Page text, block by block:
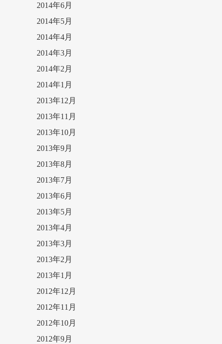
2014年6月
2014年5月
2014年4月
2014年3月
2014年2月
2014年1月
2013年12月
2013年11月
2013年10月
2013年9月
2013年8月
2013年7月
2013年6月
2013年5月
2013年4月
2013年3月
2013年2月
2013年1月
2012年12月
2012年11月
2012年10月
2012年9月